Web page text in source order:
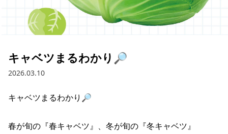
キャベツまるわかり🔎
2026.03.10
キャベツまるわかり🔎
春が旬の『春キャベツ』、冬が旬の『冬キャベツ』